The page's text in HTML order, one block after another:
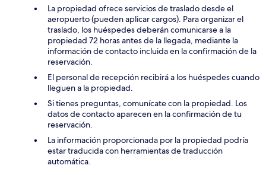
La propiedad ofrece servicios de traslado desde el
aeropuerto (pueden aplicar cargos). Para organizar el
traslado, los huéspedes deberán comunicarse a la
propiedad 72 horas antes de la llegada, mediante la
información de contacto incluida en la confirmación de la
reservación.
El personal de recepción recibirá a los huéspedes cuando
lleguen a la propiedad.
Si tienes preguntas, comunícate con la propiedad. Los
datos de contacto aparecen en la confirmación de tu
reservación.
La información proporcionada por la propiedad podría
estar traducida con herramientas de traducción
automática.